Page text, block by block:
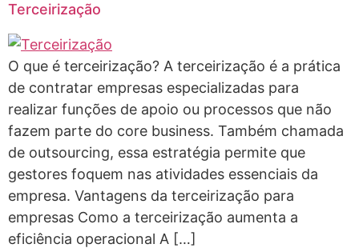
Terceirização
O que é terceirização? A terceirização é a prática
de contratar empresas especializadas para
realizar funções de apoio ou processos que não
fazem parte do core business. Também chamada
de outsourcing, essa estratégia permite que
gestores foquem nas atividades essenciais da
empresa. Vantagens da terceirização para
empresas Como a terceirização aumenta a
eficiência operacional A […]